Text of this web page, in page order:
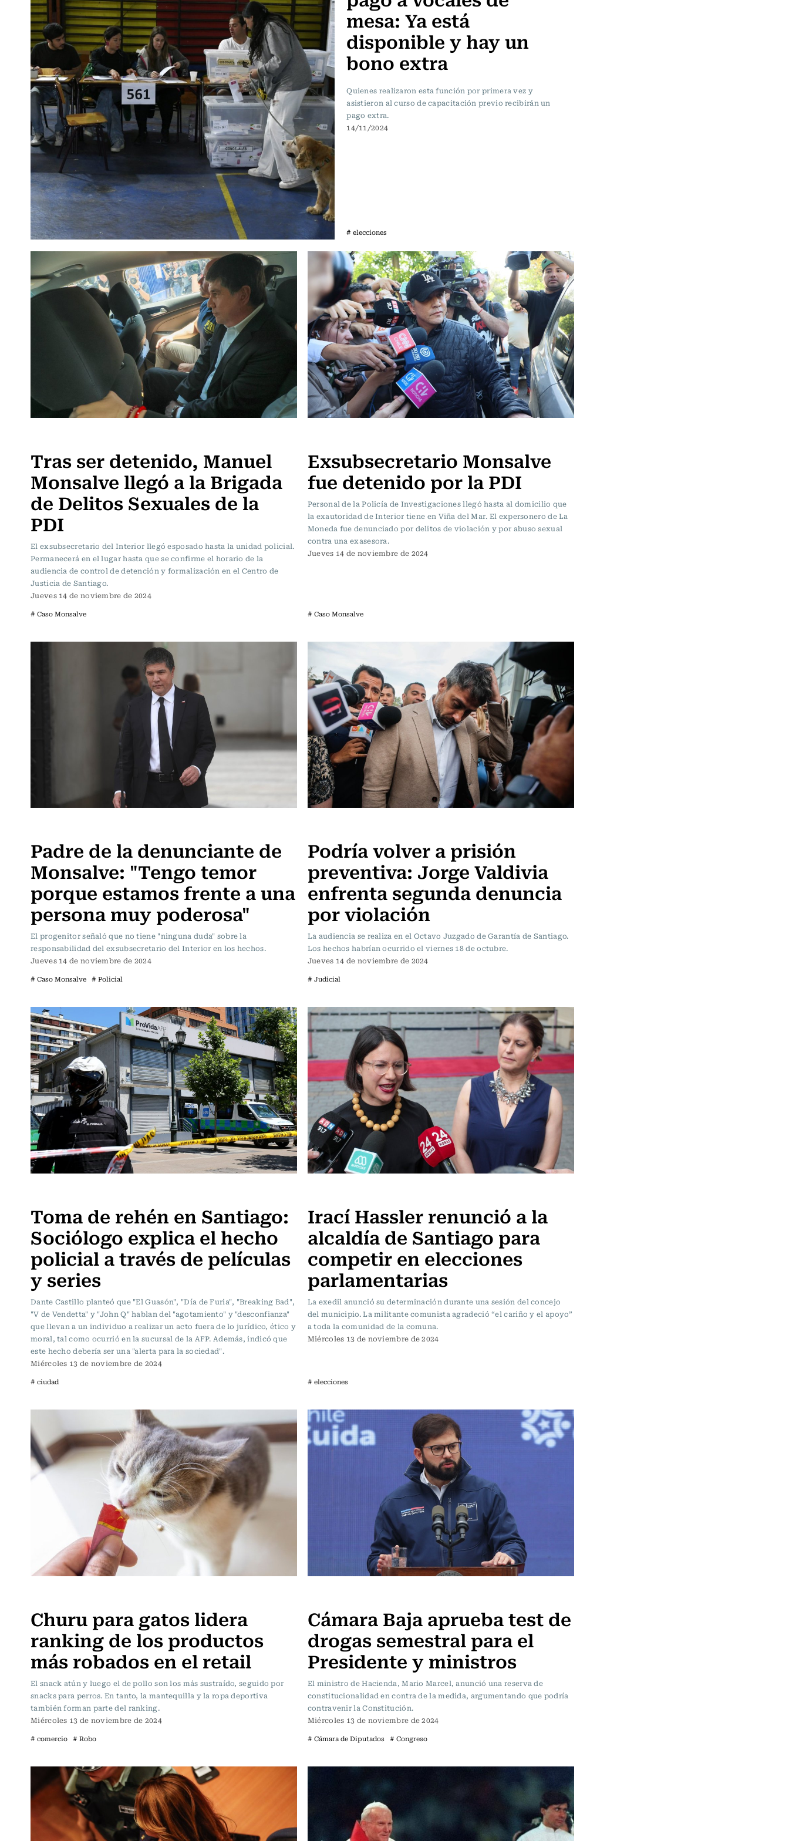
mesa: Ya está
disponible y hay un
bono extra
Quienes realizaron esta función por primera vez y
asistieron al curso de capacitación previo recibirán un
pago extra.
14/11/2024
# elecciones
Tras ser detenido, Manuel
Monsalve llegó a la Brigada
de Delitos Sexuales de la
PDI
El exsubsecretario del Interior llegó esposado hasta la unidad policial.
Permanecerá en el lugar hasta que se confirme el horario de la
audiencia de control de detención y formalización en el Centro de
Justicia de Santiago.
Jueves 14 de noviembre de 2024
# Caso Monsalve
Exsubsecretario Monsalve
fue detenido por la PDI
Personal de la Policía de Investigaciones llegó hasta al domicilio que
la exautoridad de Interior tiene en Viña del Mar. El expersonero de La
Moneda fue denunciado por delitos de violación y por abuso sexual
contra una exasesora.
Jueves 14 de noviembre de 2024
# Caso Monsalve
Padre de la denunciante de
Monsalve: "Tengo temor
porque estamos frente a una
persona muy poderosa"
El progenitor señaló que no tiene "ninguna duda" sobre la
responsabilidad del exsubsecretario del Interior en los hechos.
Jueves 14 de noviembre de 2024
# Caso Monsalve # Policial
Podría volver a prisión
preventiva: Jorge Valdivia
enfrenta segunda denuncia
por violación
La audiencia se realiza en el Octavo Juzgado de Garantía de Santiago.
Los hechos habrían ocurrido el viernes 18 de octubre.
Jueves 14 de noviembre de 2024
# Judicial
Toma de rehén en Santiago:
Sociólogo explica el hecho
policial a través de películas
y series
Dante Castillo planteó que "El Guasón", "Día de Furia", "Breaking Bad",
"V de Vendetta" y "John Q" hablan del "agotamiento" y "desconfianza"
que llevan a un individuo a realizar un acto fuera de lo jurídico, ético y
moral, tal como ocurrió en la sucursal de la AFP. Además, indicó que
este hecho debería ser una "alerta para la sociedad".
Miércoles 13 de noviembre de 2024
# ciudad
Irací Hassler renunció a la
alcaldía de Santiago para
competir en elecciones
parlamentarias
La exedil anunció su determinación durante una sesión del concejo
del municipio. La militante comunista agradeció “el cariño y el apoyo”
a toda la comunidad de la comuna.
Miércoles 13 de noviembre de 2024
# elecciones
Churu para gatos lidera
ranking de los productos
más robados en el retail
El snack atún y luego el de pollo son los más sustraído, seguido por
snacks para perros. En tanto, la mantequilla y la ropa deportiva
también forman parte del ranking.
Miércoles 13 de noviembre de 2024
# comercio # Robo
Cámara Baja aprueba test de
drogas semestral para el
Presidente y ministros
El ministro de Hacienda, Mario Marcel, anunció una reserva de
constitucionalidad en contra de la medida, argumentando que podría
contravenir la Constitución.
Miércoles 13 de noviembre de 2024
# Cámara de Diputados # Congreso